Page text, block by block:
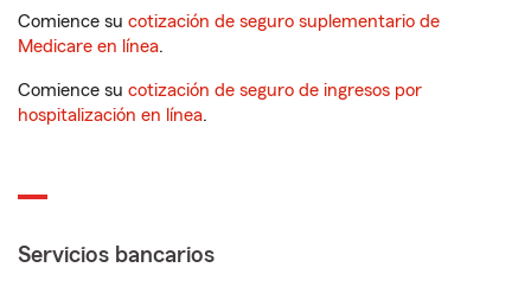
Comience su cotización de seguro suplementario de
Medicare en línea.
Comience su cotización de seguro de ingresos por
hospitalización en línea.
Servicios bancarios